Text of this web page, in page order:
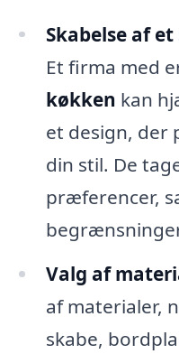
Skabelse af
Et firma med
køkken kan
et design, der
din stil. De
præferencer,
Valg af
af materialer,
skabe,